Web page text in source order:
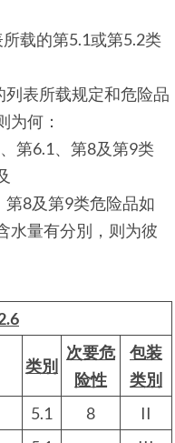
载的第5.1或第5.2类
表所载规定和危险品
为何：
第6.1、第8及第9类
第8及第9类危险品如
水量有分別，则为彼
类別
次要危
险性
包装
类別
5.1 8
II